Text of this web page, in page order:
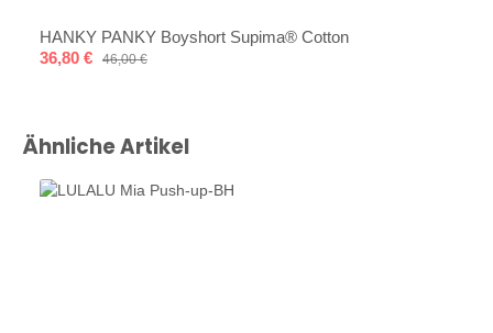
HANKY PANKY Boyshort Supima® Cotton
Verkaufspreis:
36,80 € Regulärer Preis:
46,00 €
Produktgalerie überspringen
Ähnliche Artikel